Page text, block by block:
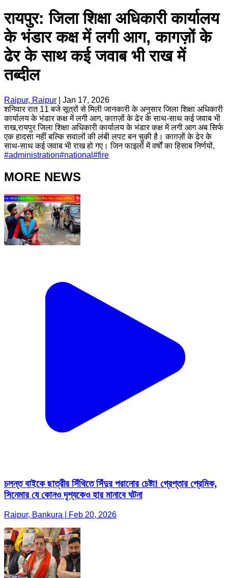
रायपुर: जिला शिक्षा अधिकारी कार्यालय
के भंडार कक्ष में लगी आग, कागज़ों के
ढेर के साथ कई जवाब भी राख में
तब्दील
Raipur, Raipur
Jan 17, 2026
शनिवार रात 11 बजे सूत्रों से मिली जानकारी के अनुसार जिला शिक्षा अधिकारी
कार्यालय के भंडार कक्ष में लगी आग, काग़ज़ों के ढेर के साथ-साथ कई जवाब भी
राख,रायपुर जिला शिक्षा अधिकारी कार्यालय के भंडार कक्ष में लगी आग अब सिर्फ
एक हादसा नहीं बल्कि सवालों की लंबी लपट बन चुकी है। काग़ज़ों के ढेर के
साथ-साथ कई जवाब भी राख हो गए। जिन फाइलों में वर्षों का हिसाब निर्णयों,
#administration#national #fire
MORE NEWS
চলন্ত বাইকে ছাত্রীর সিঁথিতে সিঁদুর পরানোর চেষ্টা! গ্রেপ্তার প্রেমিক,
সিনেমার যে কোনও দৃশ্যকেও হার মানাবে ঘটনা
Raipur, Bankura | Feb 20, 2026